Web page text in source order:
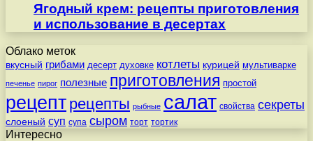
Ягодный крем: рецепты приготовления
и использование в десертах
Облако меток
вкусный грибами десерт духовке котлеты курицей мультиварке
печенье пирог полезные приготовления простой
рецепт рецепты рыбные салат свойства секреты
слоеный суп супа сыром торт тортик
Интересно